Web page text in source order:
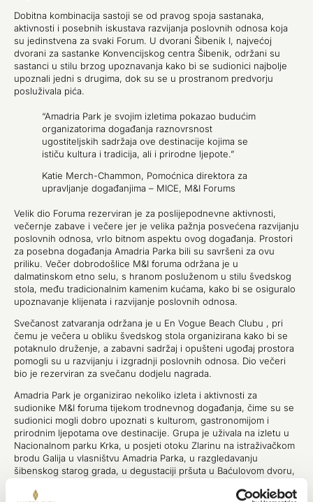
Dobitna kombinacija sastoji se od pravog spoja sastanaka,
aktivnosti i posebnih iskustava razvijanja poslovnih odnosa koja
su jedinstvena za svaki Forum. U dvorani Šibenik I, najvećoj
dvorani za sastanke Konvencijskog centra Šibenik, održani su
sastanci u stilu brzog upoznavanja kako bi se sudionici najbolje
upoznali jedni s drugima, dok su se u prostranom predvorju
posluživala pića.
“Amadria Park je svojim izletima pokazao budućim
organizatorima događanja raznovrsnost
ugostiteljskih sadržaja ove destinacije kojima se
ističu kultura i tradicija, ali i prirodne ljepote.”
Katie Merch-Chammon, Pomoćnica direktora za
upravljanje događanjima – MICE, M&I Forums
Velik dio Foruma rezerviran je za poslijepodnevne aktivnosti,
večernje zabave i večere jer je velika pažnja posvećena razvijanju
poslovnih odnosa, vrlo bitnom aspektu ovog događanja. Prostori
za posebna događanja Amadria Parka bili su savršeni za ovu
priliku. Večer dobrodošlice M&I foruma održana je u
dalmatinskom etno selu, s hranom posluženom u stilu švedskog
stola, među tradicionalnim kamenim kućama, kako bi se osiguralo
upoznavanje klijenata i razvijanje poslovnih odnosa.
Svečanost zatvaranja održana je u En Vogue Beach Clubu , pri
čemu je večera u obliku švedskog stola organizirana kako bi se
potaknulo druženje, a zabavni sadržaj i opušteni ugođaj prostora
pomogli su u razvijanju i izgradnji poslovnih odnosa. Dio večeri
bio je rezerviran za svečanu dodjelu nagrada.
Amadria Park je organizirao nekoliko izleta i aktivnosti za
sudionike M&I foruma tijekom trodnevnog događanja, čime su se
sudionici mogli dobro upoznati s kulturom, gastronomijom i
prirodnim ljepotama ove destinacije. Grupa je uživala na izletu u
Nacionalnom parku Krka, u posjeti otoku Zlarinu na istraživačkom
brodu Galija u vlasništvu Amadria Parka, u razgledavanju
šibenskog starog grada, u degustaciji pršuta u Baćulovom dvoru,
degustaciji vina domaćih autohtonih sorti grožđa u vinariji